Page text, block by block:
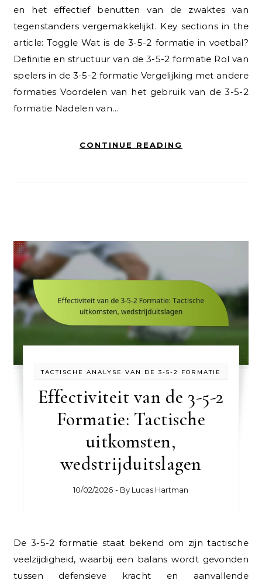
en het effectief benutten van de zwaktes van
tegenstanders vergemakkelijkt. Key sections in the
article: Toggle Wat is de 3-5-2 formatie in voetbal?
Definitie en structuur van de 3-5-2 formatie Rol van
spelers in de 3-5-2 formatie Vergelijking met andere
formaties Voordelen van het gebruik van de 3-5-2
formatie Nadelen van…
CONTINUE READING
TACTISCHE ANALYSE VAN DE 3-5-2 FORMATIE
Effectiviteit van de 3-5-2
Formatie: Tactische
uitkomsten,
wedstrijduitslagen
10/02/2026 - By Lucas Hartman
De 3-5-2 formatie staat bekend om zijn tactische
veelzijdigheid, waarbij een balans wordt gevonden
tussen defensieve kracht en aanvallende